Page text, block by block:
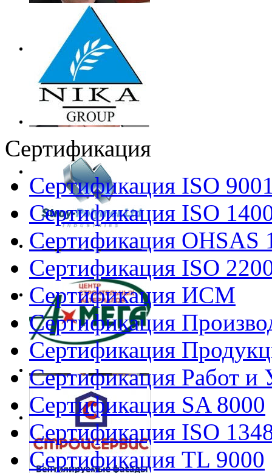
Сертификация
Сертификация ISO
Сертификация ISO
Сертификация OHSAS
Сертификация ISO
Сертификация ИСМ
Сертификация
Сертификация
Сертификация Работ и
Сертификация SA 8000
Сертификация ISO
Сертификация TL 9000